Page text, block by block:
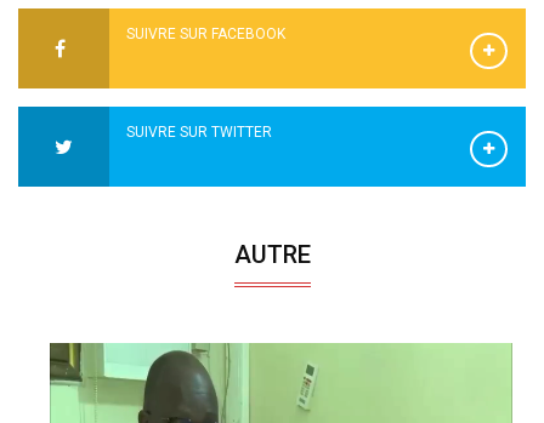
SUIVRE SUR FACEBOOK
SUIVRE SUR TWITTER
AUTRE